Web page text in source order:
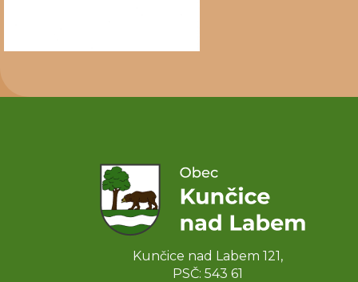
Kunčice nad Labem 121,
PSČ: 543 61